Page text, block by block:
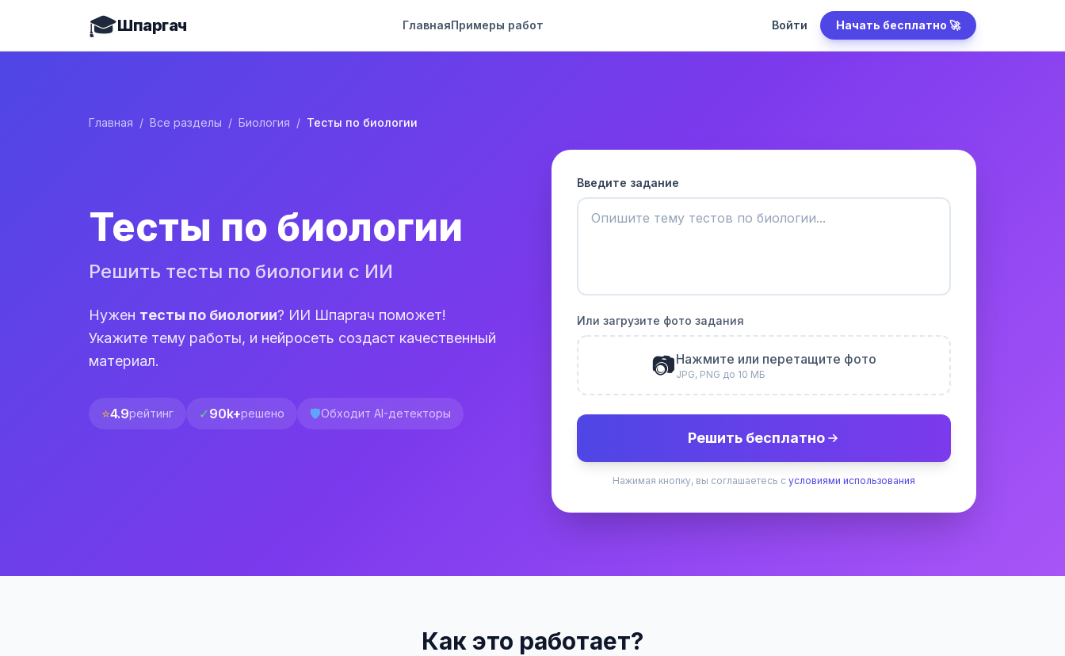
🎓Шпаргач ГлавнаяПримеры работ Войти Начать бесплатно 🚀
Главная / Все разделы / Биология / Тесты по биологии
Тесты по биологии
Решить тесты по биологии с ИИ
Нужен тесты по биологии? ИИ Шпаргач поможет!
Укажите тему работы, и нейросеть создаст качественный
материал.
⭐4.9рейтинг ✓90k+решено 🛡️Обходит AI-детекторы
Введите задание
Или загрузите фото задания
📷Нажмите или перетащите фото
JPG, PNG до 10 МБ
Решить бесплатно
Нажимая кнопку, вы соглашаетесь с условиями использования
Как это работает?